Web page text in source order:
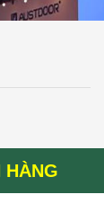
HÀNG